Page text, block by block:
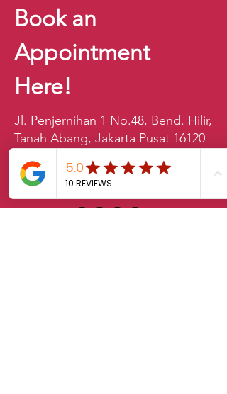
Book an
Appointment
Here!
Jl. Penjernihan 1 No.48, Bend. Hilir,
Tanah Abang, Jakarta Pusat 16120
021-2528528
sales.klab@lxintl.co.kr